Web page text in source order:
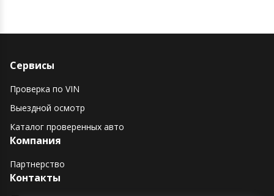
Сервисы
Проверка по VIN
Выездной осмотр
Каталог проверенных авто
Компания
Партнерство
Контакты